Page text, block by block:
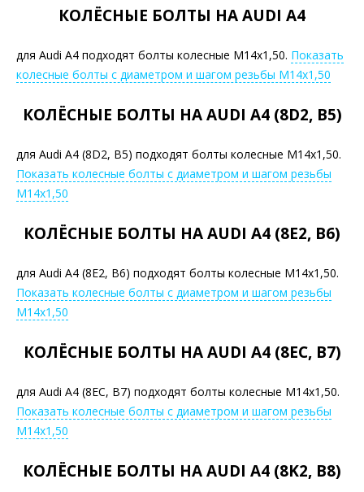
КОЛЁСНЫЕ БОЛТЫ НА AUDI A4
для Audi A4 подходят болты колесные М14х1,50. Показать
колесные болты с диаметром и шагом резьбы М14х1,50
КОЛЁСНЫЕ БОЛТЫ НА AUDI A4 (8D2, B5)
для Audi A4 (8D2, B5) подходят болты колесные М14х1,50.
Показать колесные болты с диаметром и шагом резьбы
М14х1,50
КОЛЁСНЫЕ БОЛТЫ НА AUDI A4 (8E2, B6)
для Audi A4 (8E2, B6) подходят болты колесные М14х1,50.
Показать колесные болты с диаметром и шагом резьбы
М14х1,50
КОЛЁСНЫЕ БОЛТЫ НА AUDI A4 (8EC, B7)
для Audi A4 (8EC, B7) подходят болты колесные М14х1,50.
Показать колесные болты с диаметром и шагом резьбы
М14х1,50
КОЛЁСНЫЕ БОЛТЫ НА AUDI A4 (8K2, B8)